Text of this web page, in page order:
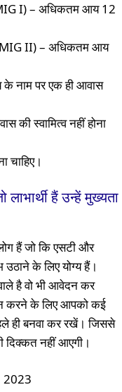
I) – अधिकतम आय 12
II) – अधिकतम आय
नाम पर एक ही आवास
की स्वामित्व नहीं होना
चाहिए।
हैं उन्हें मुख्यता
हैं जो कि एसटी और
के लिए योग्य हैं।
है वो भी आवेदन कर
करने के लिए आपको कई
ही बनवा कर रखें। जिससे
नहीं आएगी।